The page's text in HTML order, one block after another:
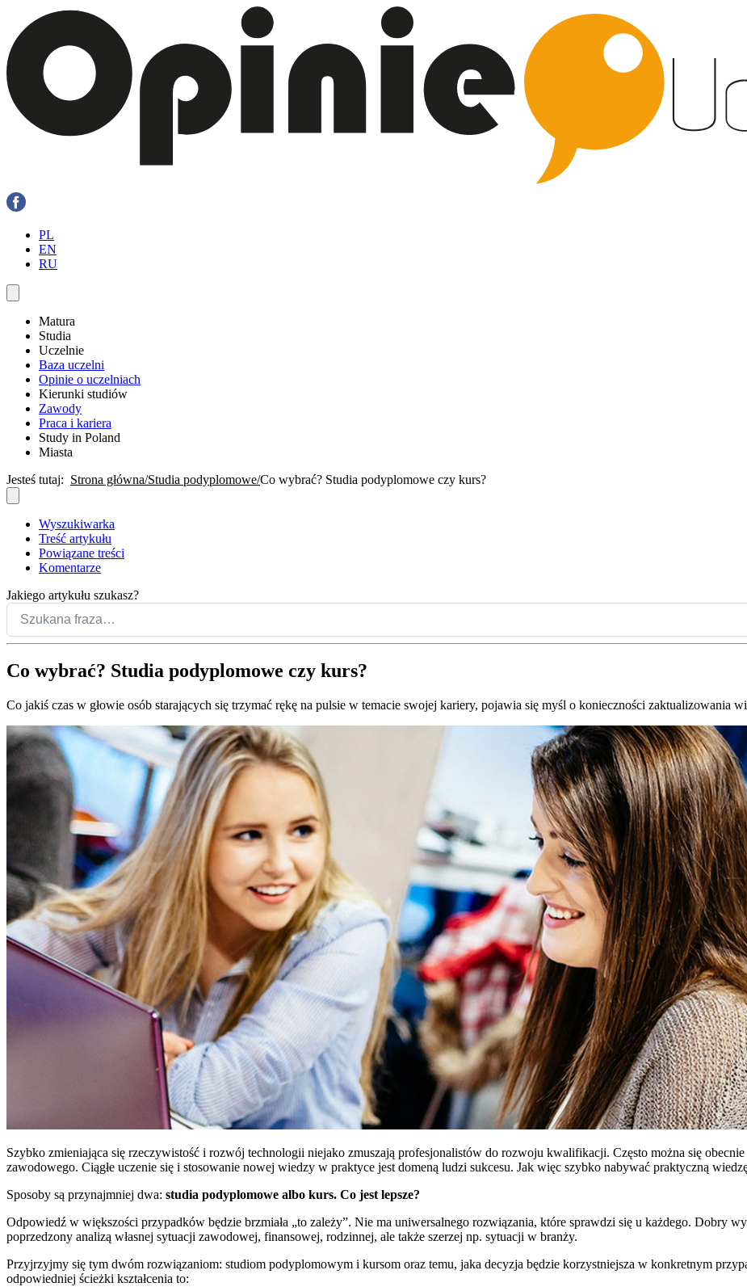
PL
EN
RU
Matura
Studia
Uczelnie
Baza uczelni
Opinie o uczelniach
Kierunki studiów
Zawody
Praca i kariera
Study in Poland
Miasta
Jesteś tutaj: Strona główna Studia podyplomowe Co wybrać? Studia podyplomowe czy kurs?
Wyszukiwarka
Treść artykułu
Powiązane treści
Komentarze
Jakiego artykułu szukasz?
Co wybrać? Studia podyplomowe czy kurs?
Co jakiś czas w głowie osób starających się trzymać rękę na pulsie w temacie swojej kariery, pojawia się myśl o konieczności zaktualizowania
Szybko zmieniająca się rzeczywistość i rozwój technologii niejako zmuszają profesjonalistów do rozwoju kwalifikacji. Często można się
zawodowego. Ciągłe uczenie się i stosowanie nowej wiedzy w praktyce jest domeną ludzi sukcesu. Jak więc szybko nabywać praktyczną
Sposoby są przynajmniej dwa: studia podyplomowe albo kurs. Co jest lepsze?
Odpowiedź w większości przypadków będzie brzmiała „to zależy”. Nie ma uniwersalnego rozwiązania, które sprawdzi się u każdego. Dobry
poprzedzony analizą własnej sytuacji zawodowej, finansowej, rodzinnej, ale także szerzej np. sytuacji w branży.
Przyjrzyjmy się tym dwóm rozwiązaniom: studiom podyplomowym i kursom oraz temu, jaka decyzja będzie korzystniejsza w konkretnym
odpowiedniej ścieżki kształcenia to: